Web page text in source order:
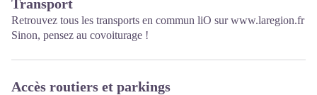
Transport
Retrouvez tous les transports en commun liO surwww.laregion.fr
Sinon, pensez au covoiturage !
Accès routiers et parkings